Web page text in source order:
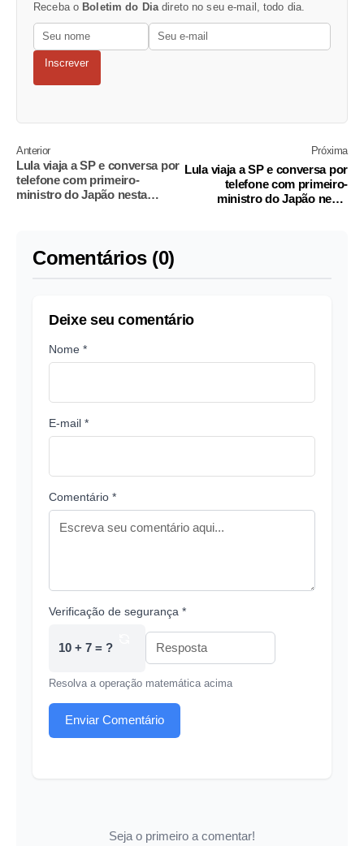
Receba o Boletim do Diadireto no seu e-mail, todo dia.
Inscrever
Anterior
Lula viaja a SP e conversa por
telefone com primeiro-
ministro do Japão nesta
Próxima
Lula viaja a SP e conversa por
telefone com primeiro-
ministro do Japão nesta
Comentários (0)
Deixe seu comentário
Nome *
E-mail *
Comentário *
Verificação de segurança *
10 + 7 = ?
Resolva a operação matemática acima
Enviar Comentário
Seja o primeiro a comentar!